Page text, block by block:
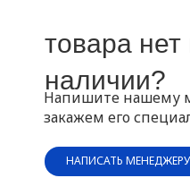
товара нет
наличии?
Напишите нашему
закажем его
НАПИСАТЬ МЕНЕДЖЕРУ